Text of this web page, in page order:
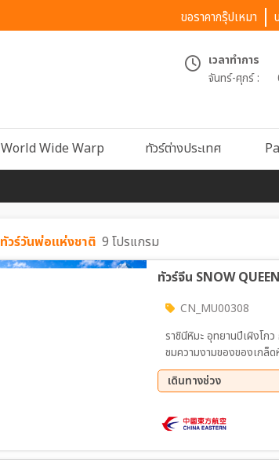
ขอราคากรุ๊ปเหมา
เวลาทำการ
จันทร์-ศุกร์ :
World Wide Warp ทัวร์ต่างประเทศ
ทัวร์วันพ่อเเห่งชาติ 9 โปรแกรม
ทัวร์จีน SNOW
CN_MU00308
ราชินีหิมะ อุทยานปีเผิงโก
ชมความงามของของเกล็
เป็นกลาเชียที่อยู่ต่ำ และอ
เพลิดเพลิน - พาช็อปปิ้ง
เดินทางช่วง